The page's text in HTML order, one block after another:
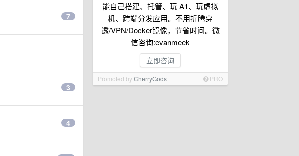
能自己搭建、托管、玩 A1、玩虚拟
机、跨端分发应用。不用折腾穿
透/VPN/Docker镜像，节省时间。微
信咨询:evanmeek
立即咨询
Promoted byCherryGods PRO
7
3
4